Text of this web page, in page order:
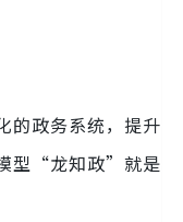
的政务系统，提升
型“龙知政”就是